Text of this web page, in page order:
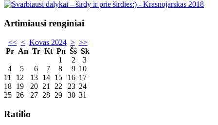
Artimiausi renginiai
<< < Kovas 2024 > >>
Pr An Tr Kt Pn Šš Sk
1
2
3
4
5 6 7 8 9 10
11
12 13 14 15 16 17
18 19 20 21 22 23 24
25 26 27 28 29 30 31
Ratilio